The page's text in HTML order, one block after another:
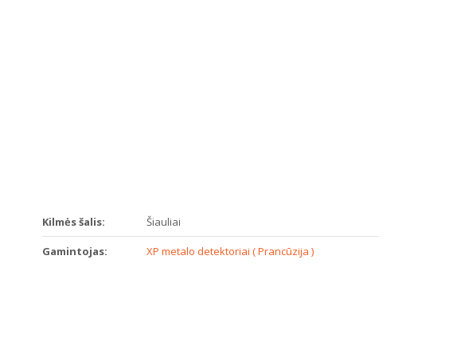
Kilmės šalis: Šiauliai
Gamintojas: XP metalo detektoriai ( Prancūzija )